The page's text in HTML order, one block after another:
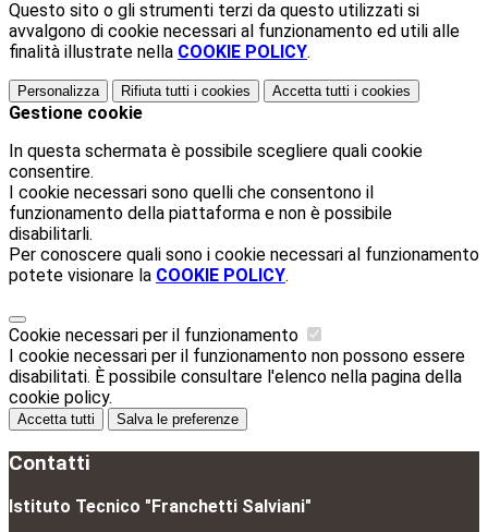
Questo sito o gli strumenti terzi da questo utilizzati si
avvalgono di cookie necessari al funzionamento ed utili alle
finalità illustrate nella COOKIE POLICY.
Personalizza Rifiuta tutti i cookies Accetta tutti i cookies
Gestione cookie
In questa schermata è possibile scegliere quali cookie
consentire.
I cookie necessari sono quelli che consentono il
funzionamento della piattaforma e non è possibile
disabilitarli.
Per conoscere quali sono i cookie necessari al funzionamento
potete visionare la COOKIE POLICY.
Cookie necessari per il funzionamento
I cookie necessari per il funzionamento non possono essere
disabilitati. È possibile consultare l'elenco nella pagina della
cookie policy.
Accetta tutti Salva le preferenze
Contatti
Istituto Tecnico "Franchetti Salviani"